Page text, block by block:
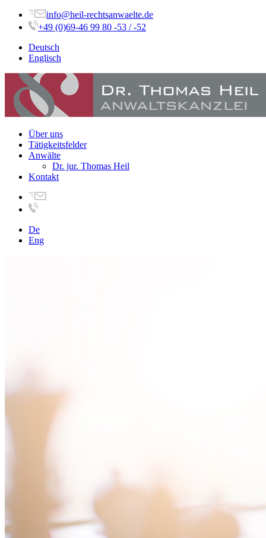
info@heil-rechtsanwaelte.de
+49 (0)69-46 99 80 -53 / -52
Deutsch
Englisch
Über uns
Tätigkeitsfelder
Anwälte
Dr. jur. Thomas Heil
Kontakt
De
Eng